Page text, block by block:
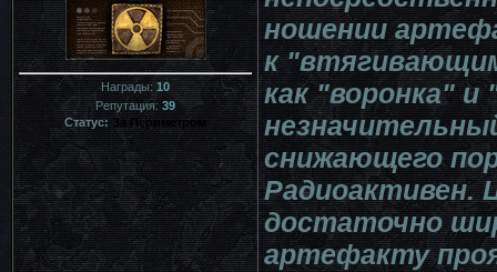
Награды:10
Репутация: 39
Статус: За Периметром
ношении
к
как "воронка" и
снижающего
Радиоактивен.
достаточно
артефакту